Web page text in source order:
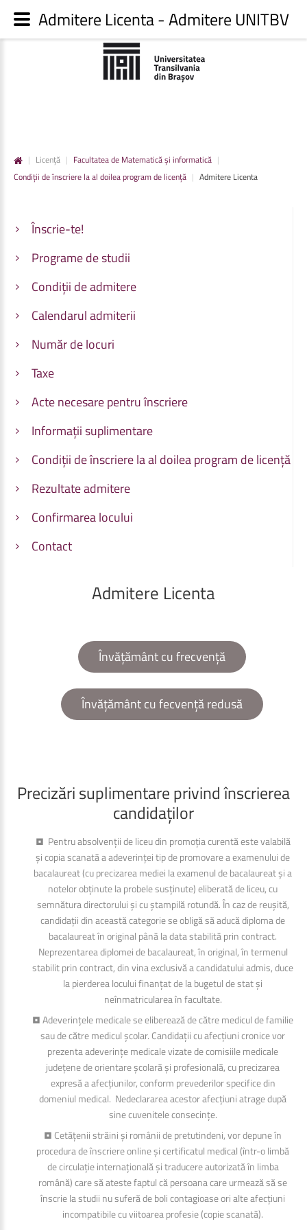
| Licență | Facultatea de Matematică și informatică |
Condiții de înscriere la al doilea program de licență | Admitere Licenta
Înscrie-te!
Programe de studii
Condiții de admitere
Calendarul admiterii
Număr de locuri
Taxe
Acte necesare pentru înscriere
Informații suplimentare
Condiții de înscriere la al doilea program de licență
Rezultate admitere
Confirmarea locului
Contact
Admitere Licenta
Învățământ cu frecvență
Învățământ cu fecvență redusă
Precizărisuplimentareprivindînscrierea
candidaților
• Pentru absolvenții de liceu din promoția curentă este valabilă
și copia scanată a adeverinței tip de promovare a examenului de
bacalaureat (cu precizarea mediei la examenul de bacalaureat și a
notelor obținute la probele susținute) eliberată de liceu, cu
semnătura directorului și cu ștampilă rotundă. În caz de reușită,
candidații din această categorie se obligă să aducă diploma de
bacalaureat în original până la data stabilită prin contract.
Neprezentarea diplomei de bacalaureat, în original, în termenul
stabilit prin contract, din vina exclusivă a candidatului admis, duce
la pierderea locului finanțat de la bugetul de stat și
neînmatricularea în facultate.
• Adeverințele medicale se eliberează de către medicul de familie
sau de către medicul școlar. Candidații cu afecțiuni cronice vor
prezenta adeverințe medicale vizate de comisiile medicale
județene de orientare școlară și profesională, cu precizarea
expresă a afecțiunilor, conform prevederilor specifice din
domeniul medical. Nedeclararea acestor afecțiuni atrage după
sine cuvenitele consecințe.
• Cetățenii străini și românii de pretutindeni, vor depune în
procedura de înscriere online și certificatul medical (într-o limbă
de circulație internațională și traducere autorizată în limba
română) care să ateste faptul că persoana care urmează să se
înscrie la studii nu suferă de boli contagioase ori alte afecțiuni
incompatibile cu viitoarea profesie (copie scanată).
Admitere Licenta - Admitere UNITBV